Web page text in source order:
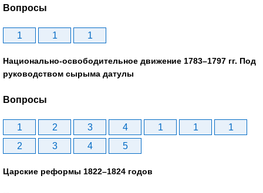
Вопросы
1 1 1
Национально-освободительное движение 1783–1797 гг. Под
руководством сырыма датулы
Вопросы
1 2 3 4 1 1
1
2
3 4 5
Царские реформы 1822–1824 годов